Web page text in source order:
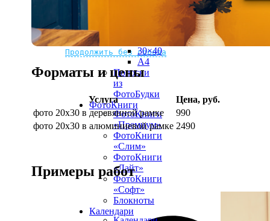
Не нашли Ваш город?
Мы доставляем по всему миру
Продолжить без города
30×40
A4
Полоски
из
ФотоБудки
ФотоКниги
ФотоКниги
«Премиум»
ФотоКниги
«Слим»
ФотоКниги
«Лайт»
ФотоКниги
«Софт»
Блокноты
Календари
Форматы и цены
Услуга
Цена, руб.
фото 20х30 в деревянной рамке
990
фото 20х30 в алюминиевой рамке 2490
Примеры работ